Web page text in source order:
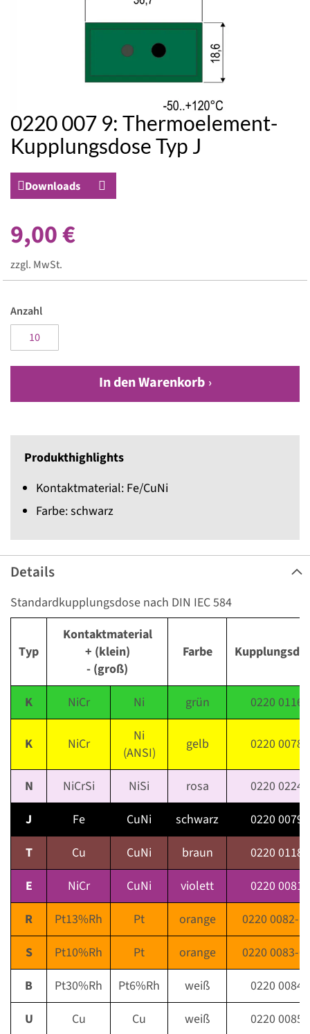
0220 007 9: Thermoelement-
Kupplungsdose Typ J
Downloads
9,00 €
zzgl. MwSt.
Anzahl
In den Warenkorb
Produkthighlights
Kontaktmaterial: Fe/CuNi
Farbe: schwarz
Zum
Anfang
der
springen
Details
Standardkupplungsdose nach DIN IEC 584
Typ
Kontaktmaterial
+ (klein)
- (groß)
Farbe
K NiCr Ni grün 0220 0116
K NiCr
Ni
(ANSI)
gelb 0220 0078
N NiCrSi NiSi rosa
0220 0224
J
Fe CuNi schwarz
0220 0079
T
Cu CuNi braun
0220 0118
E
NiCr CuNi violett
0220 0081
R
Pt13%Rh Pt orange
0220 0082-
S
Pt10%Rh Pt orange
0220 0083-
B
Pt30%Rh Pt6%Rh weiß
0220 0084
U
Cu Cu weiß 0220 0085